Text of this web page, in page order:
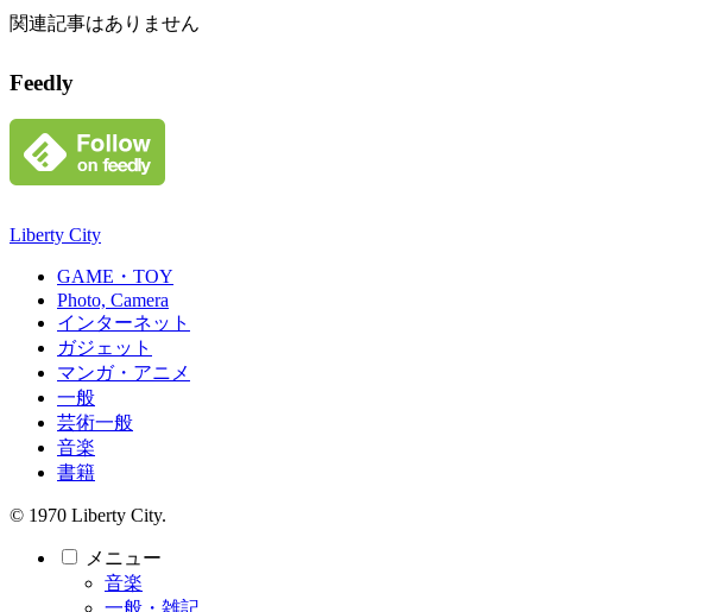
関連記事はありません
Feedly
Liberty City
GAME・TOY
Photo, Camera
インターネット
ガジェット
マンガ・アニメ
一般
芸術一般
音楽
書籍
© 1970 Liberty City.
メニュー
音楽
一般・雑記